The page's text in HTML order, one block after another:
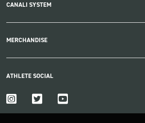
CANALI SYSTEM
MERCHANDISE
ATHLETE SOCIAL